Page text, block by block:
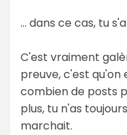
... dans ce cas, tu
C'est vraiment
preuve, c'est qu'on
combien de posts
plus, tu n'as
marchait.